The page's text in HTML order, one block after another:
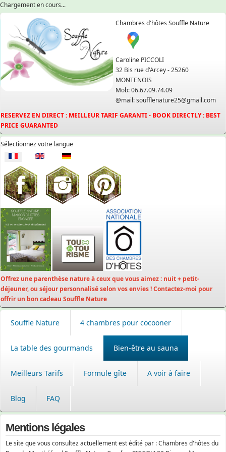
Chargement en cours...
Chambres d'hôtes Souffle Nature
Caroline PICCOLI
32 Bis rue d'Arcey - 25260
MONTENOIS
Mob: 06.67.09.74.09
@mail: soufflenature25@gmail.com
RESERVEZ EN DIRECT : MEILLEUR TARIF GARANTI - BOOK DIRECTLY : BEST
PRICE GUARANTED
Sélectionnez votre langue
Offrez une parenthèse nature à ceux que vous aimez : nuit + petit-
déjeuner, ou séjour personnalisé selon vos envies ! Contactez-moi pour
offrir un bon cadeau Souffle Nature
Souffle Nature 4 chambres pour cocooner
La table des gourmands Bien-être au sauna
Meilleurs Tarifs Formule gîte A voir à faire
Blog FAQ
Mentions légales
Le site que vous consultez actuellement est édité par : Chambres d'hôtes du